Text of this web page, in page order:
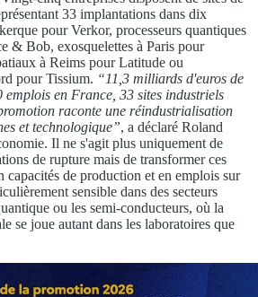
33 implantations dans dix
pour Verkor, processeurs quantiques
& Bob, exosquelettes à Paris pour
à Reims pour Latitude ou
pour Tissium. “11,3 milliards d'euros de
emplois en France, 33 sites industriels
raconte une réindustrialisation
et technologique”, a déclaré Roland
Il ne s'agit plus uniquement de
de rupture mais de transformer ces
capacités de production et en emplois sur
sensible dans des secteurs
ou les semi-conducteurs, où la
se joue autant dans les laboratoires que